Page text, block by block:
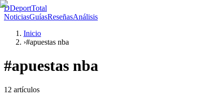
DDeportTotal
NoticiasGuíasReseñasAnálisis
Inicio
›#apuestas nba
#apuestas nba
12 artículos